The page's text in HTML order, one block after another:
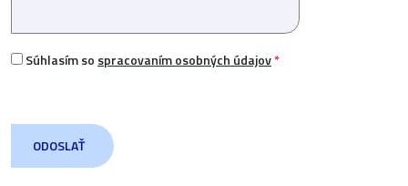
Súhlasím so spracovaním osobných údajov*